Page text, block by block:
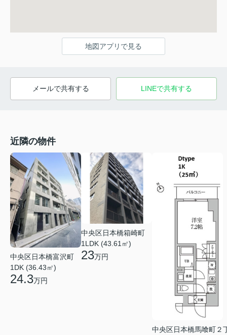
地図アプリで見る
メールで共有する LINEで共有する
近隣の物件
中央区日本橋富沢町
1DK (36.43㎡)
24.3万円
中央区日本橋箱崎町
1LDK (43.61㎡)
23万円
中央区日本橋馬喰町２